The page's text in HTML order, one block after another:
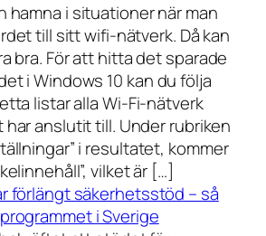
hamna i situationer när man
till sitt wifi-nätverk. Då kan
bra. För att hitta det sparade
i Windows 10 kan du följa
listar alla Wi-Fi-nätverk
anslutit till. Under rubriken
i resultatet, kommer
vilket är […]
förlängt säkerhetsstöd – så
i Sverige